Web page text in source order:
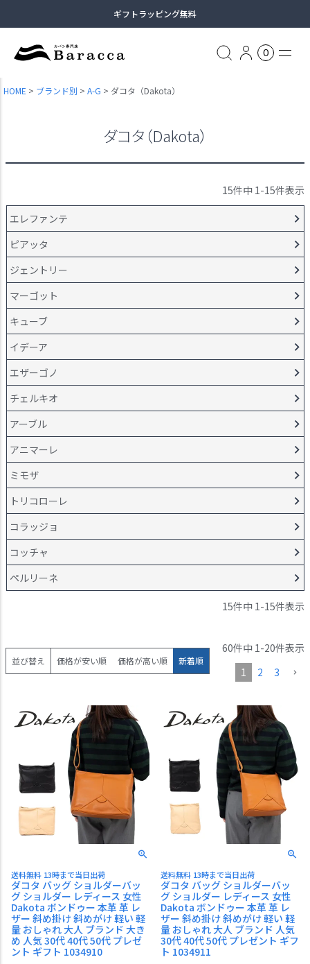
ギフトラッピング無料
全商品送料無料（沖縄・一部離島除く）
0
HOME ブランド別 A-G ダコタ（Dakota）
ダコタ（Dakota）
15件中 1-15件表示
エレファンテ
ピアッタ
ジェントリー
マーゴット
キューブ
イデーア
エザーゴノ
チェルキオ
アーブル
アニマーレ
ミモザ
トリコローレ
コラッジョ
コッチャ
ペルリーネ
15件中 1-15件表示
並び替え 価格が安い順 価格が高い順 新着順
60件中 1-20件表示
1
2 3
送料無料 13時まで当日出荷
ダコタ バッグ ショルダーバッ
グ ショルダー レディース 女性
Dakota ボンドゥー 本革 革 レ
ザー 斜め掛け 斜めがけ 軽い 軽
量 おしゃれ 大人 ブランド 大き
め 人気 30代 40代 50代 プレゼ
ント ギフト 1034910
送料無料 13時まで当日出荷
ダコタ バッグ ショルダーバッ
グ ショルダー レディース 女性
Dakota ボンドゥー 本革 革 レ
ザー 斜め掛け 斜めがけ 軽い 軽
量 おしゃれ 大人 ブランド 人気
30代 40代 50代 プレゼント ギフ
ト 1034911